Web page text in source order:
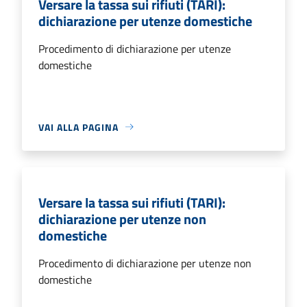
dichiarazione per utenze domestiche
Procedimento di dichiarazione per utenze
domestiche
VAI ALLA PAGINA
Versare la tassa sui rifiuti (TARI):
dichiarazione per utenze non
domestiche
Procedimento di dichiarazione per utenze non
domestiche